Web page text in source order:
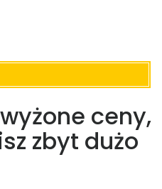
ceny,
zbyt dużo